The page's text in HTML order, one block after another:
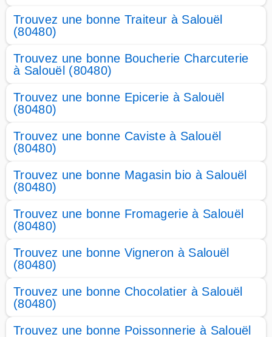
Trouvez une bonne Traiteur à Salouël
(80480)
Trouvez une bonne Boucherie Charcuterie
à Salouël (80480)
Trouvez une bonne Epicerie à Salouël
(80480)
Trouvez une bonne Caviste à Salouël
(80480)
Trouvez une bonne Magasin bio à Salouël
(80480)
Trouvez une bonne Fromagerie à Salouël
(80480)
Trouvez une bonne Vigneron à Salouël
(80480)
Trouvez une bonne Chocolatier à Salouël
(80480)
Trouvez une bonne Poissonnerie à Salouël